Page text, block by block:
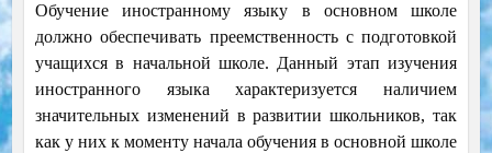
Обучение иностранному языку в основном школе
должно обеспечивать преемственность с подготовкой
учащихся в начальной школе. Данный этап изучения
иностранного языка характеризуется наличием
значительных изменений в развитии школьников, так
как у них к моменту начала обучения в основной школе